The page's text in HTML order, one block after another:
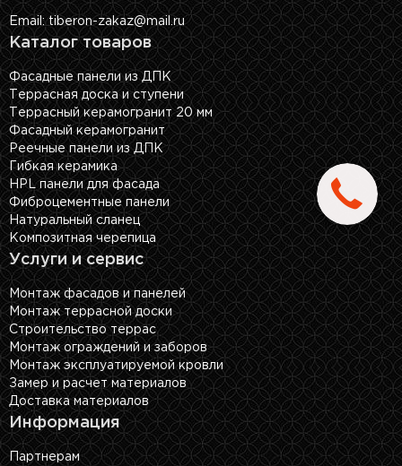
Email: tiberon-zakaz@mail.ru
Каталог товаров
Фасадные панели из ДПК
Террасная доска и ступени
Террасный керамогранит 20 мм
Фасадный керамогранит
Реечные панели из ДПК
Гибкая керамика
HPL панели для фасада
Фиброцементные панели
Натуральный сланец
Композитная черепица
Услуги и сервис
Монтаж фасадов и панелей
Монтаж террасной доски
Строительство террас
Монтаж ограждений и заборов
Монтаж эксплуатируемой кровли
Замер и расчет материалов
Доставка материалов
Информация
Партнерам